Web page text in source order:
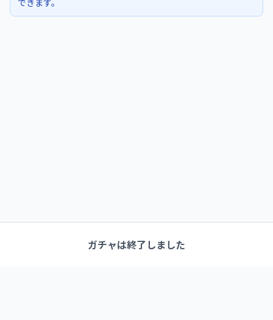
できます。
ガチャは終了しました